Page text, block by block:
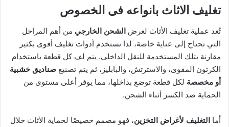
تغليف الاثاث بانواعه فى الخصوص
تُعد عملية تغليف الأثاث لغرض الشحن الخارجي من أهم المراحل
التي تحتاج إلى عناية خاصة، لذا نستخدم أدوات تغليف أقوى بكثير
مقارنة بتلك المستخدمة للنقل الداخلي. يتم لف كل قطعة باستخدام
الكرتون المقوى، والاسترتش، والبابليز، ثم يتم تصنيع صناديق خشبية
أو مخصصة لكل قطعة توضع بداخلها، مما يوفر أعلى مستوى من
الحماية ضد الكسر أثناء الشحن.
أما التغليف لأغراض التخزين، فهو مصمم خصيصًا لحماية الأثاث خلال